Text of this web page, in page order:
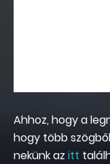
Ahhoz, hogy a
hogy több
nekünk az itt